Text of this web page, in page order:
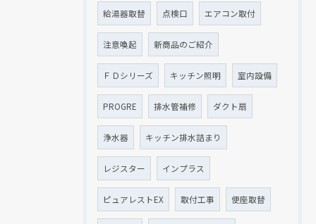
給湯器取替 点検口 エアコン取付
注意喚起 新商品のご紹介
ＦＤシリーズ キッチン照明 室内設備
PROGRE 排水管補修 ダクト扇
浄水器 キッチン排水詰まり
レジスター インプラス
ピュアレストEX 取付工事 便座取替